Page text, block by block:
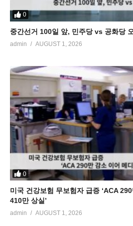
0
중간선거 100일 앞, 민주당 vs 공화당
admin AUGUST 1, 2026
0
미국 건강보험 무보험자 급증 ‘ACA
410만 상실’
admin AUGUST 1, 2026